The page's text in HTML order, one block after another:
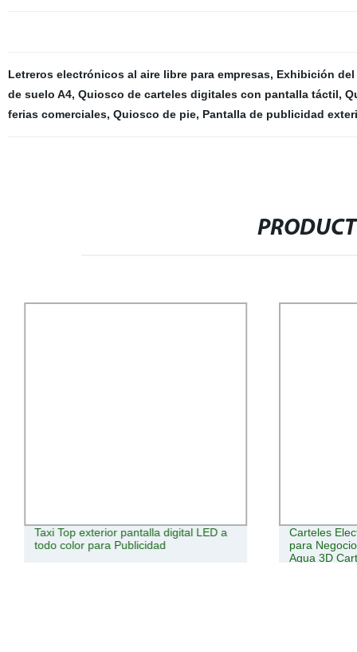
Letreros electrónicos al aire libre para empresas, Exhibición
de suelo A4, Quiosco de carteles digitales con pantalla táctil,
ferias comerciales, Quiosco de pie, Pantalla de publicidad
Taxi Top exterior pantalla digital LED a
todo color para Publicidad
Carteles
para
Agua 3D